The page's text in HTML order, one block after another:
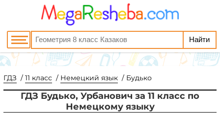
ГДЗ 11 класс Немецкий язык Будько
ГДЗ Будько, Урбанович за 11 класс по
Немецкому языку